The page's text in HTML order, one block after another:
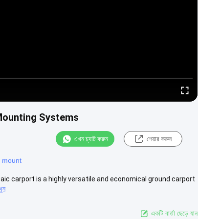
Systems
এখন চ্যাট করুন শেয়ার করুন
mount
carport is a highly versatile and economical ground carport
একটি বার্তা ছেড়ে যান